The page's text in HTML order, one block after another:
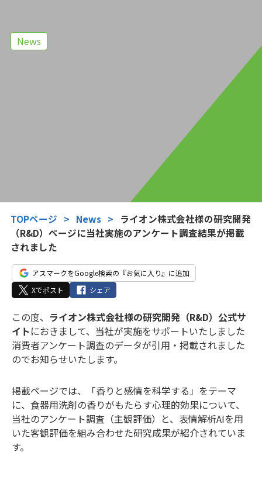
News
TOPページ > News >
ライオン株式会社様の研究開発
（R&D）ページに当社実施のアンケート調査結果が掲載
されました
アスマークをGoogle検索の『お気に入り』に追加
Xでポスト
シェア
この度、 ライオン株式会社様の研究開発（R&D）公式サ
イトにおきまして、当社が実施をサポートいたしました
消費者アンケート調査のデータが引用・掲載されました
のでお知らせいたします。
掲載ページでは、「香りと感情を科学する」をテーマ
に、食器用洗剤の香りがもたらす心理的効果について、
当社のアンケート調査（主観評価）と、表情解析AIを用
いた客観評価を組み合わせた研究成果が紹介されていま
す。